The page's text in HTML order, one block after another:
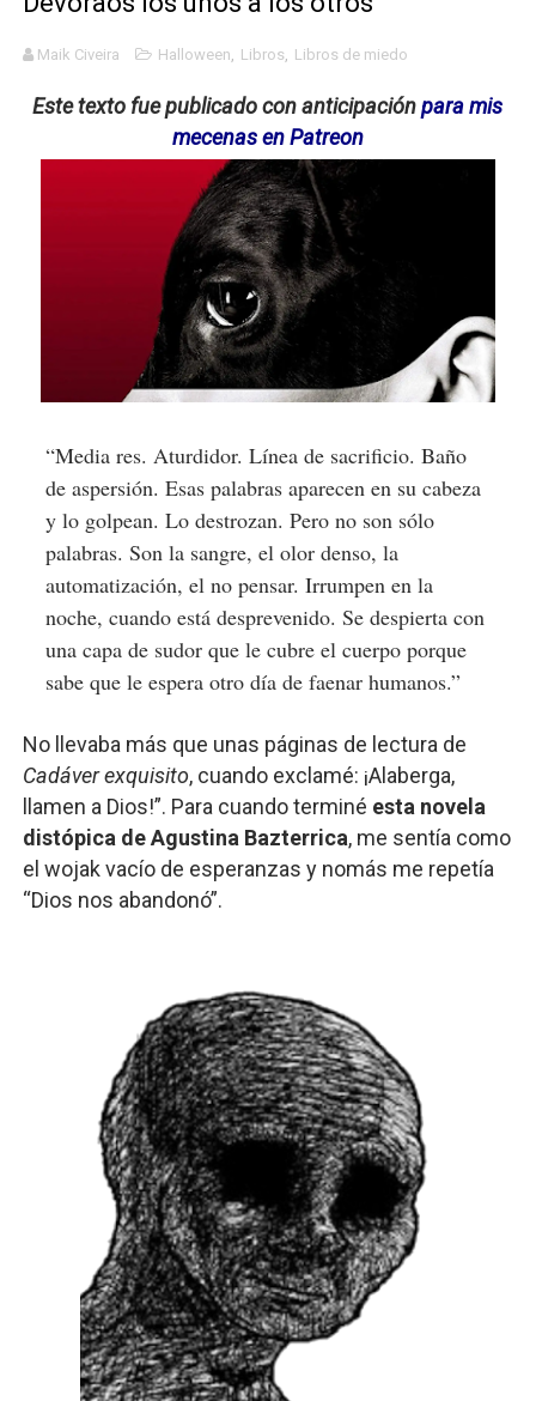
Llévenmelo fuchachos: El adiós a 'THE BOYS'
La falacia etimológica
Mario: La epopeya del fontanero - Parte II
Maik Civeira Halloween, Libros, Libros de miedo
Este texto fue publicado con anticipaciónpara mis
mecenas en Patreon
“Media res. Aturdidor. Línea de sacrificio. Baño
de aspersión. Esas palabras aparecen en su cabeza
y lo golpean. Lo destrozan. Pero no son sólo
palabras. Son la sangre, el olor denso, la
automatización, el no pensar. Irrumpen en la
noche, cuando está desprevenido. Se despierta con
una capa de sudor que le cubre el cuerpo porque
sabe que le espera otro día de faenar humanos.”
No llevaba más que unas páginas de lectura de
Cadáver exquisito, cuando exclamé: ¡Alaberga,
llamen a Dios!”. Para cuando terminé esta novela
distópica de Agustina Bazterrica, me sentía como
el wojak vacío de esperanzas y nomás me repetía
“Dios nos abandonó”.